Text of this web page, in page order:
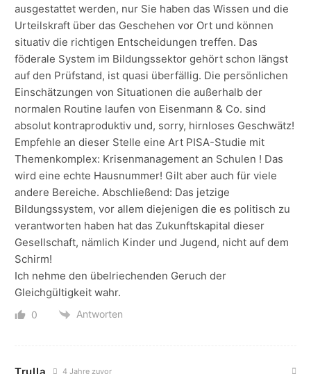
ausgestattet werden, nur Sie haben das Wissen und die
Urteilskraft über das Geschehen vor Ort und können
situativ die richtigen Entscheidungen treffen. Das
föderale System im Bildungssektor gehört schon längst
auf den Prüfstand, ist quasi überfällig. Die persönlichen
Einschätzungen von Situationen die außerhalb der
normalen Routine laufen von Eisenmann & Co. sind
absolut kontraproduktiv und, sorry, hirnloses Geschwätz!
Empfehle an dieser Stelle eine Art PISA-Studie mit
Themenkomplex: Krisenmanagement an Schulen ! Das
wird eine echte Hausnummer! Gilt aber auch für viele
andere Bereiche. Abschließend: Das jetzige
Bildungssystem, vor allem diejenigen die es politisch zu
verantworten haben hat das Zukunftskapital dieser
Gesellschaft, nämlich Kinder und Jugend, nicht auf dem
Schirm!
Ich nehme den übelriechenden Geruch der
Gleichgültigkeit wahr.
0 Antworten
4 Jahre zuvor